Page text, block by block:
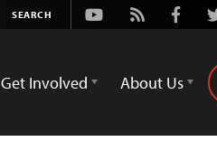
Youtube
Rss
Get Involved About Us